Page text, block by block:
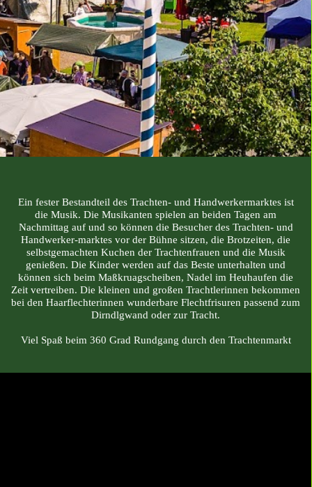
Ein fester Bestandteil des Trachten- und Handwerkermarktes ist
die Musik. Die Musikanten spielen an beiden Tagen am
Nachmittag auf und so können die Besucher des Trachten- und
Handwerker-marktes vor der Bühne sitzen, die Brotzeiten, die
selbstgemachten Kuchen der Trachtenfrauen und die Musik
genießen. Die Kinder werden auf das Beste unterhalten und
können sich beim Maßkruagscheiben, Nadel im Heuhaufen die
Zeit vertreiben. Die kleinen und großen Trachtlerinnen bekommen
bei den Haarflechterinnen wunderbare Flechtfrisuren passend zum
Dirndlgwand oder zur Tracht.
Viel Spaß beim 360 Grad Rundgang durch den Trachtenmarkt